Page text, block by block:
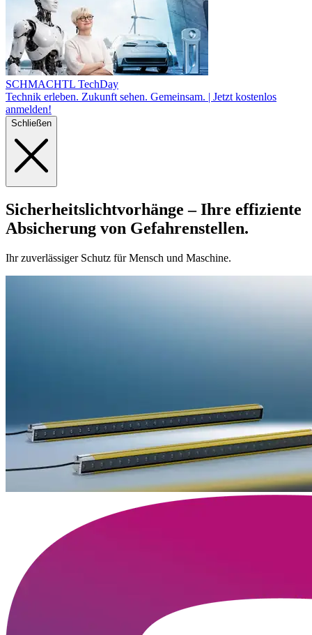
SCHMACHTL TechDay
Technik erleben. Zukunft sehen. Gemeinsam. | Jetzt kostenlos
anmelden!
Schließen
Sicherheitslichtvorhänge – Ihre effiziente
Absiche­rung von Gefahren­stellen.
Ihr zuverlässiger Schutz für Mensch und Maschine.